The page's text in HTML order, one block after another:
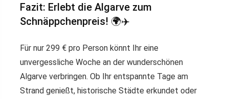
Fazit: Erlebt die Algarve zum
Schnäppchenpreis! 🌍✈️
Für nur 299 € pro Person könnt Ihr eine
unvergessliche Woche an der wunderschönen
Algarve verbringen. Ob Ihr entspannte Tage am
Strand genießt, historische Städte erkundet oder